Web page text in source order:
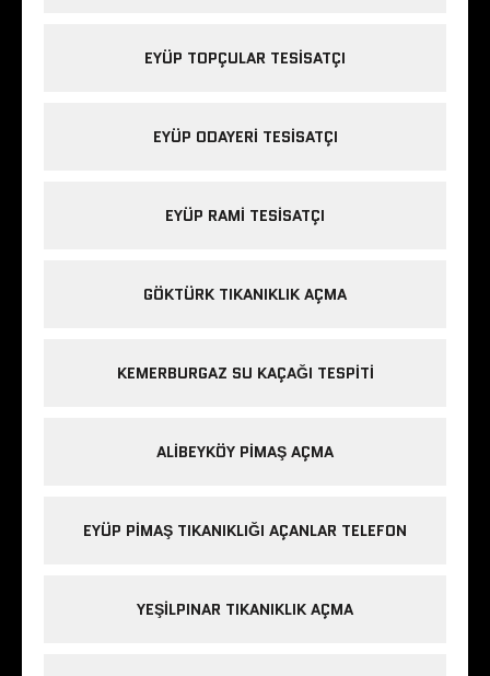
EYÜP TOPÇULAR TESISATÇI
EYÜP ODAYERI TESISATÇI
EYÜP RAMI TESISATÇI
GÖKTÜRK TIKANIKLIK AÇMA
KEMERBURGAZ SU KAÇAĞI TESPITI
ALIBEYKÖY PIMAŞ AÇMA
EYÜP PIMAŞ TIKANIKLIĞI AÇANLAR TELEFON
YEŞILPINAR TIKANIKLIK AÇMA